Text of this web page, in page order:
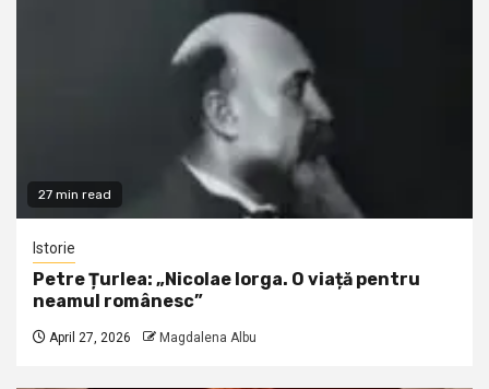
27 min read
Istorie
Petre Țurlea: „Nicolae Iorga. O viață pentru
neamul românesc”
April 27, 2026 Magdalena Albu